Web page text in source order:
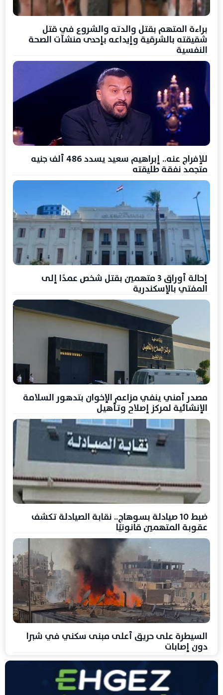
براءة المتهم بقتل والدته والشروع في قتل
شقيقته بالشرقية وإيداعه بإحدى منشآت الصحة
النفسية
للإفراج عنه.. إبراهيم سعيد يسدد 486 ألف جنيه
متجمد نفقة طليقته
إحالة أوراق 3 متهمين بقتل شخص عمدًا إلى
المفتي بالإسكندرية
مصدر أمني ينفي مزاعم الإخوان بتدهور السلامة
الإنشائية لمركز إصلاح وتأهيل
ضبط 10 صيادلة بسوهاج.. نقابة الصيادلة تكشف
عقوبة المتهمين قانونيًا
السيطرة على حريق أعلى مبنى سكني في شبرا
دون إصابات